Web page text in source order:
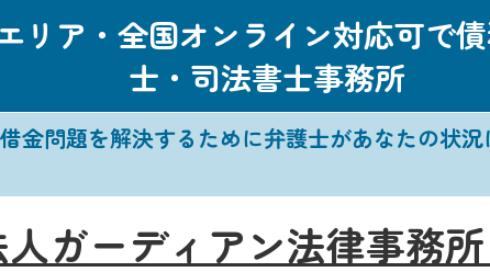
リア・全国オンライン対応可で
士・司法書士事務所
借金問題を解決するために弁護士があなたの状
ガーディアン法律事務